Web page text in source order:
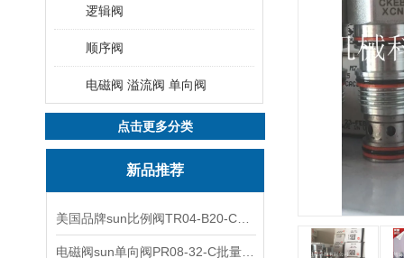
逻辑阀
顺序阀
电磁阀 溢流阀 单向阀
点击更多分类
新品推荐